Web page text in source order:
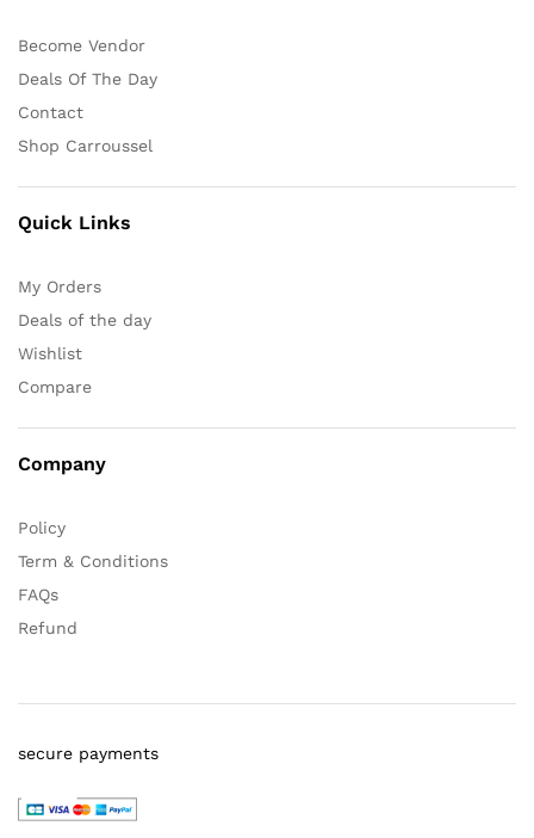
Become Vendor
Deals Of The Day
Contact
Shop Carroussel
Quick Links
My Orders
Deals of the day
Wishlist
Compare
Company
Policy
Term & Conditions
FAQs
Refund
secure payments